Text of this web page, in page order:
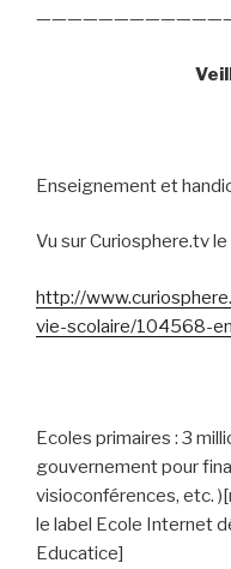
Enseignement et
Vu sur Curiosphere.tv
http://
vie-scolaire/104568-
Ecoles primaires : 3
gouvernement pour
visioconférences, etc.
le label Ecole Internet
Educatice]